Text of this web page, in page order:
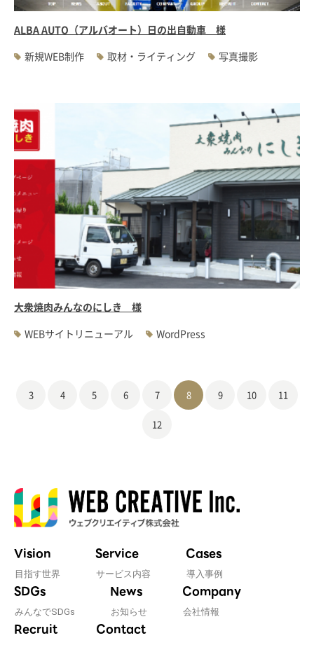
ALBA AUTO（アルバオート）日の出自動車 様
新規WEB制作
取材・ライティング 写真撮影
大衆焼肉みんなのにしき 様
WEBサイトリニューアル
WordPress
3 4 5 6 7 8 9 10 11
12
Vision
目指す世界
Service
サービス内容
Cases
導入事例
SDGs
みんなでSDGs
News
お知らせ
Company
会社情報
Recruit Contact